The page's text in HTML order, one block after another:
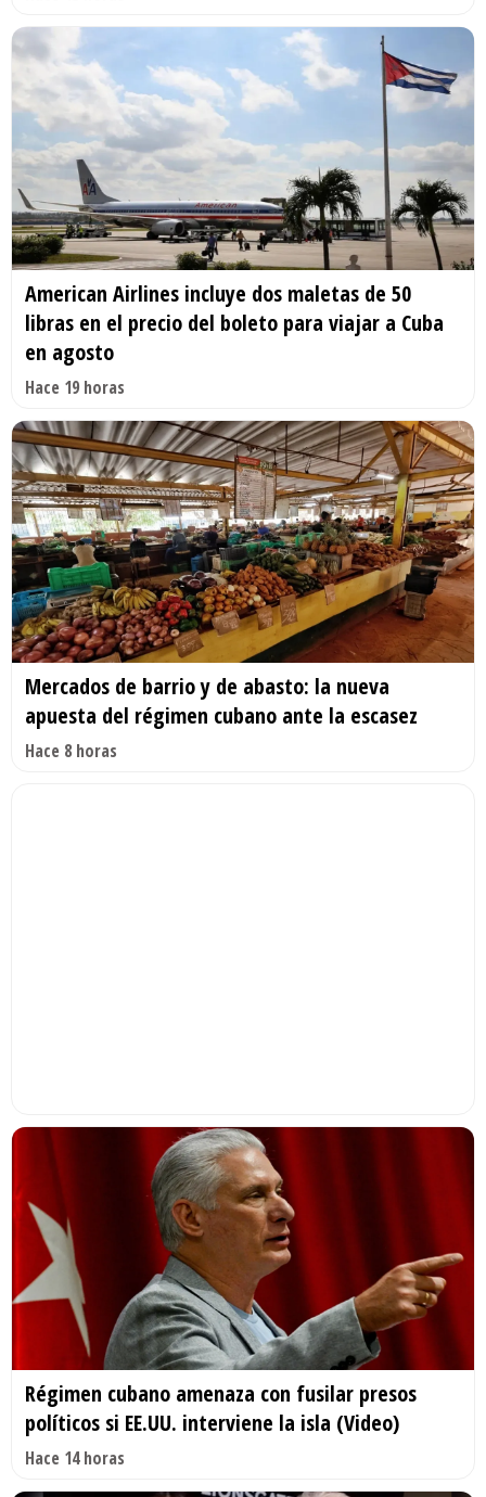
American Airlines incluye dos maletas de 50
libras en el precio del boleto para viajar a Cuba
en agosto
Hace 19 horas
Mercados de barrio y de abasto: la nueva
apuesta del régimen cubano ante la escasez
Hace 8 horas
Régimen cubano amenaza con fusilar presos
políticos si EE.UU. interviene la isla (Video)
Hace 14 horas